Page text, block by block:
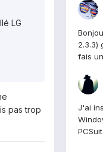
LG
pas trop
2.3.3)
fais
J'ai